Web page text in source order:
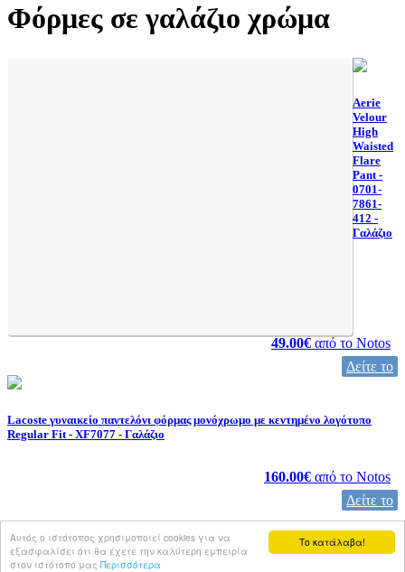
Το κατάλαβα!
Αυτός ο ιστότοπος χρησιμοποιεί cookies για να
εξασφαλίσει ότι θα έχετε την καλύτερη εμπειρία
στον ιστότοπό μας Περισσότερα
Φόρμες σε γαλάζιο χρώμα
Aerie
Velour
High
Waisted
Flare
Pant -
0701-
7861-
412 -
Γαλάζιο
49.00€ από το Notos
Δείτε το
Lacoste γυναικείο παντελόνι φόρμας μονόχρωμο με κεντημένο λογότυπο
Regular Fit - XF7077 - Γαλάζιο
160.00€ από το Notos
Δείτε το
@copyrights by www.iam.gr |